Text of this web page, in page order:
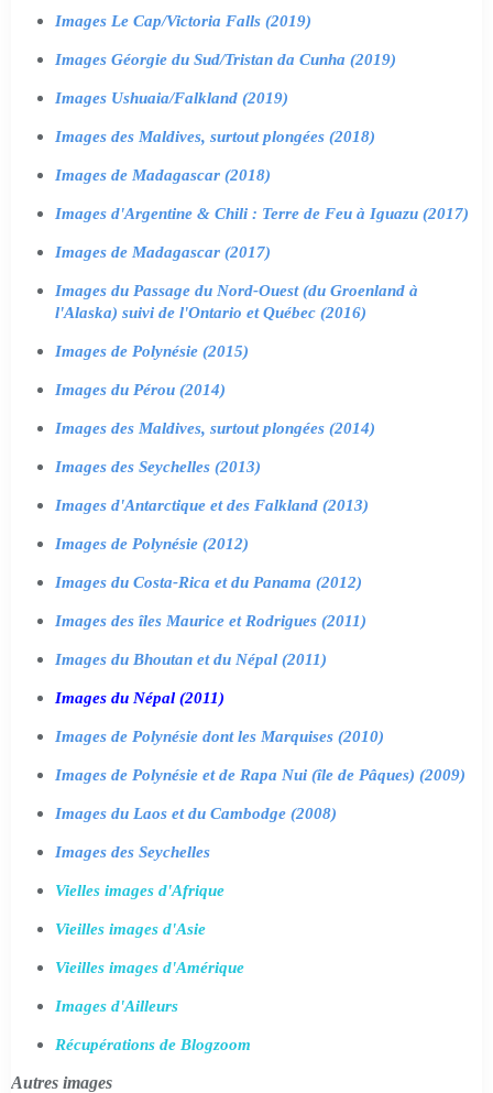
Images Le Cap/Victoria Falls (2019)
Images Géorgie du Sud/Tristan da Cunha (2019)
Images Ushuaia/Falkland (2019)
Images des Maldives, surtout plongées (2018)
Images de Madagascar (2018)
Images d'Argentine & Chili : Terre de Feu à Iguazu (2017)
Images de Madagascar (2017)
Images du Passage du Nord-Ouest (du Groenland à
l'Alaska) suivi de l'Ontario et Québec (2016)
Images de Polynésie (2015)
Images du Pérou (2014)
Images des Maldives, surtout plongées (2014)
Images des Seychelles (2013)
Images d'Antarctique et des Falkland (2013)
Images de Polynésie (2012)
Images du Costa-Rica et du Panama (2012)
Images des îles Maurice et Rodrigues (2011)
Images du Bhoutan et du Népal (2011)
Images du Népal (2011)
Images de Polynésie dont les Marquises (2010)
Images de Polynésie et de Rapa Nui (île de Pâques) (2009)
Images du Laos et du Cambodge (2008)
Images des Seychelles
Vielles images d'Afrique
Vieilles images d'Asie
Vieilles images d'Amérique
Images d'Ailleurs
Récupérations de Blogzoom
Autres images